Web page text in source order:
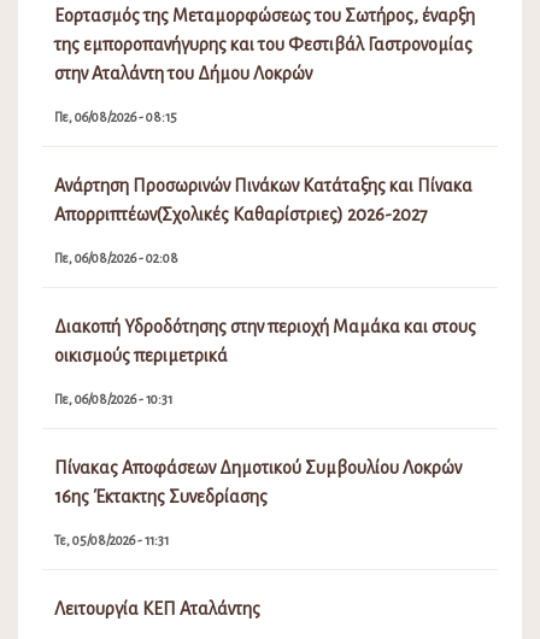
Εορτασμός της Μεταμορφώσεως του Σωτήρος, έναρξη
της εμποροπανήγυρης και του Φεστιβάλ Γαστρονομίας
στην Αταλάντη του Δήμου Λοκρών
Πε, 06/08/2026 - 08:15
Ανάρτηση Προσωρινών Πινάκων Κατάταξης και Πίνακα
Απορριπτέων(Σχολικές Καθαρίστριες) 2026-2027
Πε, 06/08/2026 - 02:08
Διακοπή Υδροδότησης στην περιοχή Μαμάκα και στους
οικισμούς περιμετρικά
Πε, 06/08/2026 - 10:31
Πίνακας Αποφάσεων Δημοτικού Συμβουλίου Λοκρών
16ης Έκτακτης Συνεδρίασης
Τε, 05/08/2026 - 11:31
Λειτουργία ΚΕΠ Αταλάντης